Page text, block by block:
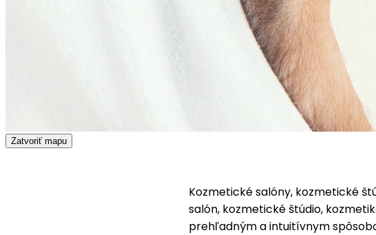
Zatvoriť mapu
Kozmetické salóny, kozmetické
salón, kozmetické štúdio,
prehľadným a intuitívnym